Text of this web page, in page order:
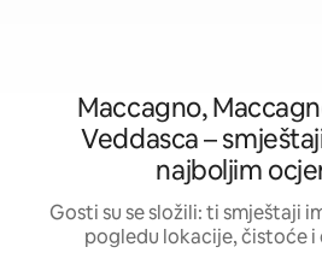
Maccagno,
Veddasca –
najboljim
Gosti su se složili: ti smještaji
pogledu lokacije, čistoće